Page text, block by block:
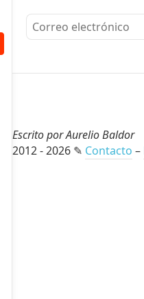
Escrito por Aurelio Baldor
2012 - 2026 ✎ Contacto –